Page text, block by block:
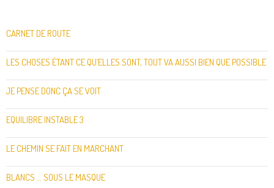
CARNET DE ROUTE
LES CHOSES ÉTANT CE QU’ELLES SONT, TOUT VA AUSSI BIEN QUE POSSIBLE
JE PENSE DONC ÇA SE VOIT
EQUILIBRE INSTABLE 3
LE CHEMIN SE FAIT EN MARCHANT
BLANCS … SOUS LE MASQUE